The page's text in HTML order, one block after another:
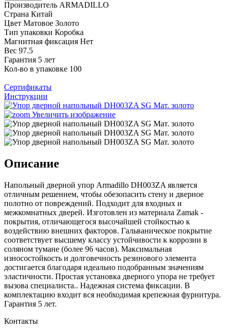
Производитель ARMADILLO
Страна Китай
Цвет Матовое Золото
Тип упаковки Коробка
Магнитная фиксация Нет
Вес 97.5
Гарантия 5 лет
Кол-во в упаковке 100
Сертификаты
Инструкции
Увеличить изображение
Описание
Напольный дверной упор Armadillo DH003ZA является
отличным решением, чтобы обезопасить стену и дверное
полотно от повреждений. Подходит для входных и
межкомнатных дверей. Изготовлен из материала Zamak -
покрытия, отличающегося высочайшей стойкостью к
воздействию внешних факторов. Гальваническое покрытие
соответствует высшему классу устойчивости к коррозии в
соляном тумане (более 96 часов). Максимальная
износостойкость и долговечность резинового элемента
достигается благодаря идеально подобранным значениям
эластичности. Простая установка дверного упора не требует
вызова специалиста.. Надежная система фиксации. В
комплектацию входит вся необходимая крепежная фурнитура.
Гарантия 5 лет.
Контакты